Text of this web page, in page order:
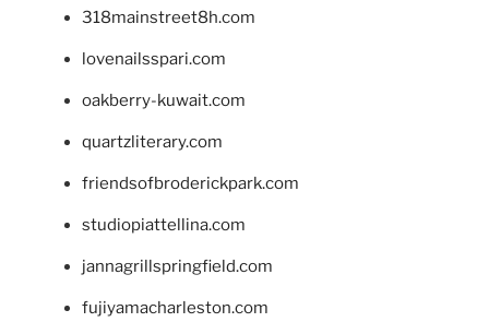
318mainstreet8h.com
lovenailsspari.com
oakberry-kuwait.com
quartzliterary.com
friendsofbroderickpark.com
studiopiattellina.com
jannagrillspringfield.com
fujiyamacharleston.com